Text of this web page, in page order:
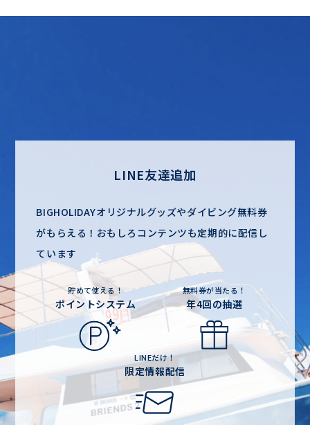
LINE友達追加
BIGHOLIDAYオリジナルグッズやダイビング無料券
がもらえる！ おもしろコンテンツも定期的に配信し
ています
貯めて使える！
ポイントシステム
無料券が当たる！
年4回の抽選
LINEだけ！
限定情報配信